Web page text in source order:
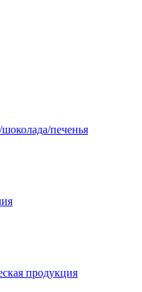
печенья
продукция